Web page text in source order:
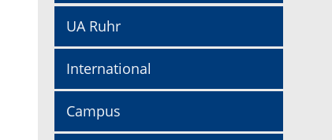
UA Ruhr
International
Campus